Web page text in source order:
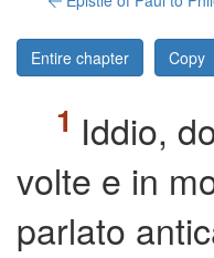
Entire chapter Copy
Iddio,
volte e in
parlato